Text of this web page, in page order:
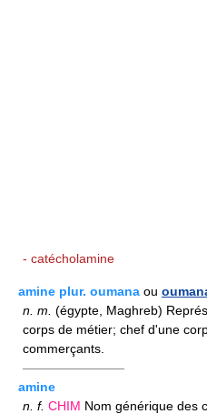
- catécholamine
amine plur. oumana ou
n. m. (égypte, Maghreb)
corps de métier; chef d'une
commerçants.
————————
amine
n. f. CHIM Nom générique des